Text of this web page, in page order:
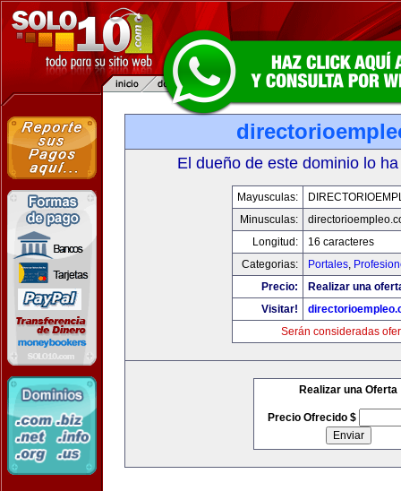
El dueño de este dominio lo
Mayusculas:
Minusculas:
Longitud:
16 caracteres
Categorias:
Portales,
Precio:
Realizar una
Visitar!
Serán consideradas
Realizar una Oferta
Precio Ofrecido $